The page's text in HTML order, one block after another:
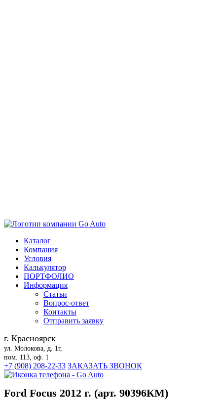
Каталог
Компания
Условия
Калькулятор
ПОРТФОЛИО
Информация
Статьи
Вопрос-ответ
Контакты
Отправить заявку
г. Красноярск
ул. Молокова, д. 1г,
пом. 113, оф. 1
+7 (908) 208-22-33 ЗАКАЗАТЬ ЗВОНОК
Ford Focus 2012 г. (арт. 90396КМ)